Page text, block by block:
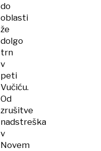
do
oblasti
že
dolgo
trn
v
peti
Vučiću.
Od
zrušitve
nadstreška
v
Novem